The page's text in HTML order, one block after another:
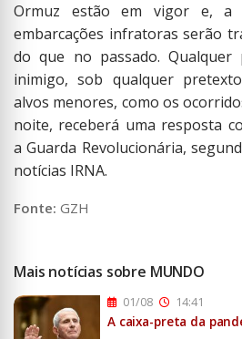
Ormuz estão em vigor e,
embarcações infratoras serão
do que no passado. Qualquer
inimigo, sob qualquer
alvos menores, como os
noite, receberá uma resposta
a Guarda Revolucionária,
notícias IRNA.
Fonte: GZH
Mais notícias sobre MUNDO
01/08 14:41
A caixa-preta da